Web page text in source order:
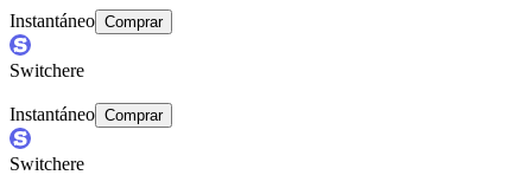
Instantáneo Comprar
Switchere
Instantáneo Comprar
Switchere